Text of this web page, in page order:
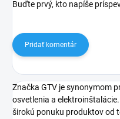
Buďte prvý, kto napíše
Pridať komentár
Značka GTV je synonymom
osvetlenia a
širokú ponuku produktov od